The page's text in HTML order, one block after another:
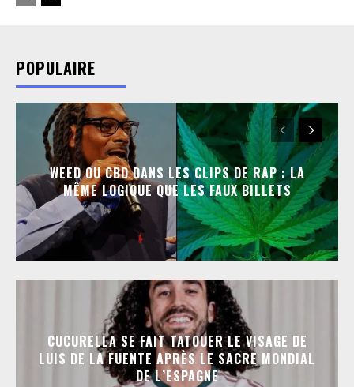
POPULAIRE
WEED OU CBD DANS LES CLIPS DE RAP : LA
MÊME LOGIQUE QUE LES FAUX BILLETS
CUCURELLA SE FAIT TATOUER LE VISAGE DE
LUIS DE LA FUENTE APRÈS LE SACRE MONDIAL
DE L’ESPAGNE